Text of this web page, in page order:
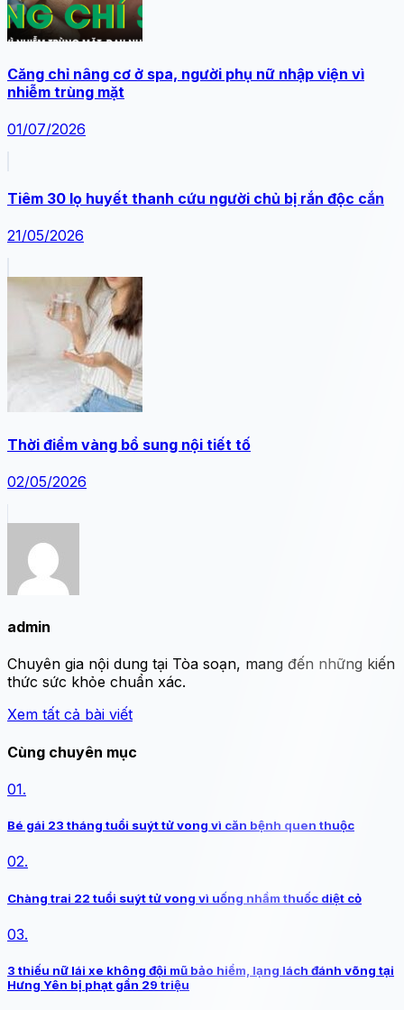
Căng chỉ nâng cơ ở spa, người phụ nữ nhập viện vì
nhiễm trùng mặt
01/07/2026
Tiêm 30 lọ huyết thanh cứu người chủ bị rắn độc cắn
21/05/2026
Thời điểm vàng bổ sung nội tiết tố
02/05/2026
admin
Chuyên gia nội dung tại Tòa soạn, mang đến những kiến
thức sức khỏe chuẩn xác.
Xem tất cả bài viết
Cùng chuyên mục
01.
Bé gái 23 tháng tuổi suýt tử vong vì căn bệnh quen thuộc
02.
Chàng trai 22 tuổi suýt tử vong vì uống nhầm thuốc diệt cỏ
03.
3 thiếu nữ lái xe không đội mũ bảo hiểm, lạng lách đánh võng tại
Hưng Yên bị phạt gần 29 triệu